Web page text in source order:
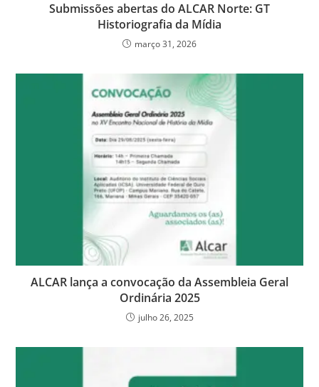
Submissões abertas do ALCAR Norte: GT
Historiografia da Mídia
março 31, 2026
ALCAR lança a convocação da Assembleia Geral
Ordinária 2025
julho 26, 2025